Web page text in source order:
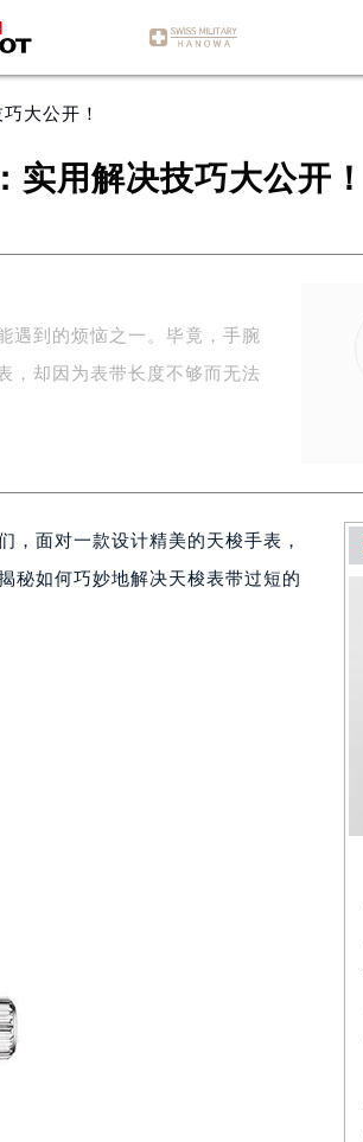
大公开！
实用解决技巧大公开！
遇到的烦恼之一。毕竟，手腕
，却因为表带长度不够而无法
，面对一款设计精美的天梭手表，
秘如何巧妙地解决天梭表带过短的